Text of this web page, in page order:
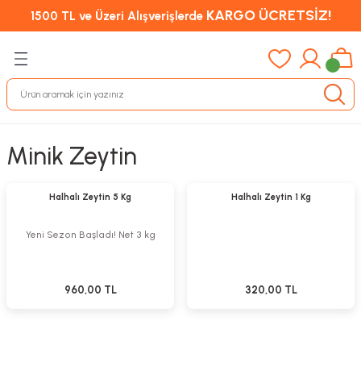
1500 TL ve Üzeri Alışverişlerde KARGO ÜCRETSİZ!
Minik Zeytin
Stokta Yok
Halhalı Zeytin 5 Kg
Yeni Sezon Başladı! Net 3 kg
960,00 TL
Halhalı Zeytin 1 Kg
320,00 TL